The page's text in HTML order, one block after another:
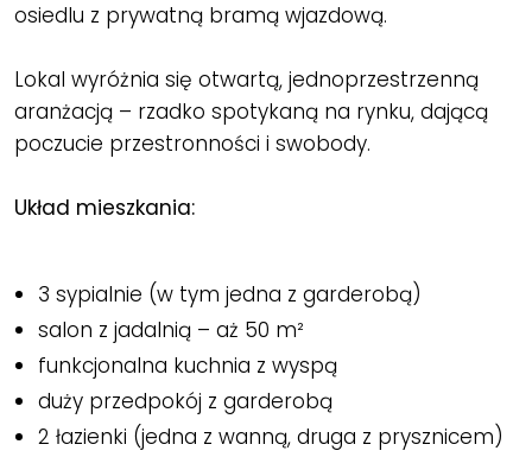
osiedlu z prywatną bramą wjazdową.
Lokal wyróżnia się otwartą, jednoprzestrzenną
aranżacją – rzadko spotykaną na rynku, dającą
poczucie przestronności i swobody.
Układ mieszkania:
3 sypialnie (w tym jedna z garderobą)
salon z jadalnią – aż 50 m²
funkcjonalna kuchnia z wyspą
duży przedpokój z garderobą
2 łazienki (jedna z wanną, druga z prysznicem)